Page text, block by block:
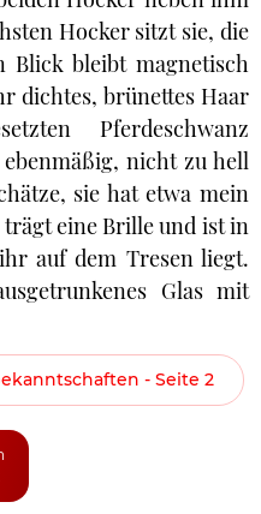
Hocker sitzt sie, die
Blick bleibt magnetisch
dichtes, brünettes Haar
Pferdeschwanz
nicht zu hell
sie hat etwa mein
eine Brille und ist in
auf dem Tresen liegt.
Glas mit
- Seite 2